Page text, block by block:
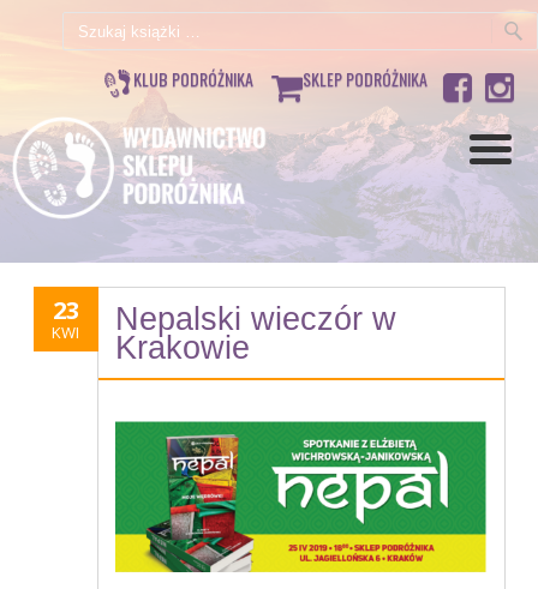
Szukaj:
KLUB PODRÓŻNIKA SKLEP PODRÓŻNIKA
23
KWI
Nepalski wieczór w
Krakowie